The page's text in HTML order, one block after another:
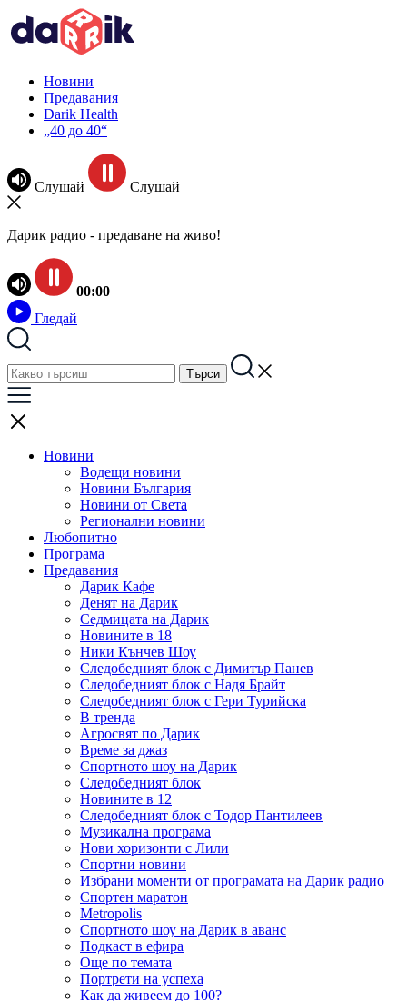
Новини
Предавания
Darik Health
„40 до 40“
Слушай Слушай
Дарик радио - предаване на живо!
00:00
Гледай
Новини
Водещи новини
Новини България
Новини от Света
Регионални новини
Любопитно
Програма
Предавания
Дарик Кафе
Денят на Дарик
Седмицата на Дарик
Новините в 18
Ники Кънчев Шоу
Следобедният блок с Димитър Панев
Следобедният блок с Надя Брайт
Следобедният блок с Гери Турийска
В тренда
Агросвят по Дарик
Време за джаз
Спортното шоу на Дарик
Следобедният блок
Новините в 12
Следобедният блок с Тодор Пантилеев
Музикална програма
Нови хоризонти с Лили
Спортни новини
Избрани моменти от програмата на Дарик радио
Спортен маратон
Metropolis
Спортното шоу на Дарик в аванс
Подкаст в ефира
Още по темата
Портрети на успеха
Как да живеем до 100?